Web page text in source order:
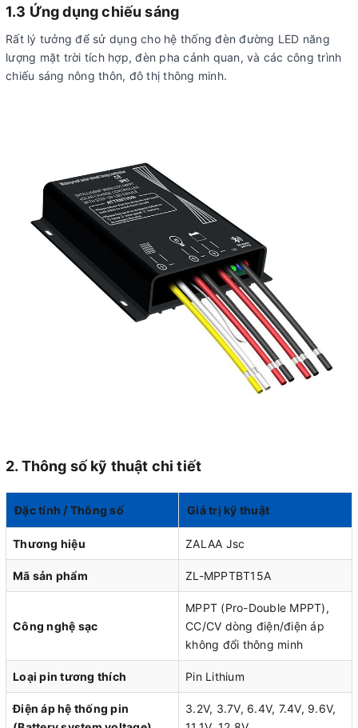
1.3 Ứng dụng chiếu sáng
Rất lý tưởng để sử dụng cho hệ thống đèn đường LED năng
lượng mặt trời tích hợp, đèn pha cảnh quan, và các công trình
chiếu sáng nông thôn, đô thị thông minh.
2. Thông số kỹ thuật chi tiết
Đặc tính / Thông số Giá trị kỹ thuật
Thương hiệu ZALAA Jsc
Mã sản phẩm ZL-MPPTBT15A
Công nghệ sạc
MPPT (Pro-Double MPPT),
CC/CV dòng điện/điện áp
không đổi thông minh
Loại pin tương thích Pin Lithium
Điện áp hệ thống pin
3.2V, 3.7V, 6.4V, 7.4V, 9.6V,